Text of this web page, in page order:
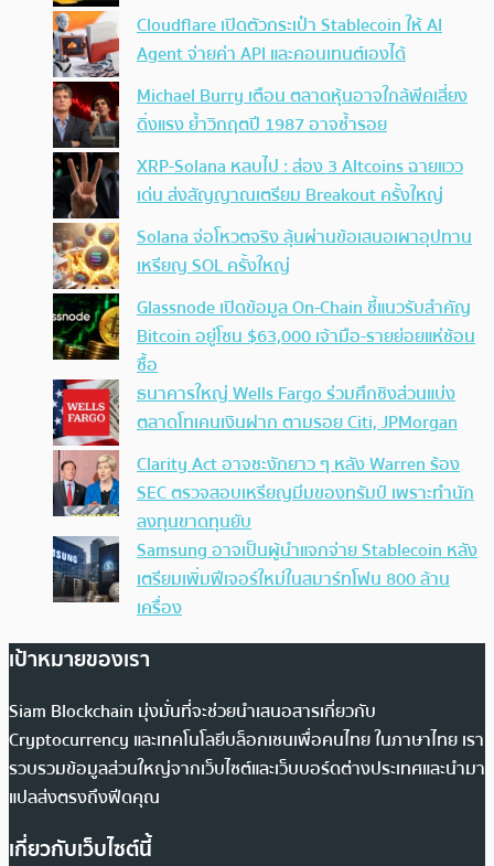
Cloudflare เปิดตัวกระเป๋า Stablecoin ให้ AI
Agent จ่ายค่า API และคอนเทนต์เองได้
Michael Burry เตือน ตลาดหุ้นอาจใกล้พีคเสี่ยง
ดิ่งแรง ย้ำวิกฤตปี 1987 อาจซ้ำรอย
XRP-Solana หลบไป : ส่อง 3 Altcoins ฉายแวว
เด่น ส่งสัญญาณเตรียม Breakout ครั้งใหญ่
Solana จ่อโหวตจริง ลุ้นผ่านข้อเสนอเผาอุปทาน
เหรียญ SOL ครั้งใหญ่
Glassnode เปิดข้อมูล On-Chain ชี้แนวรับสำคัญ
Bitcoin อยู่โซน $63,000 เจ้ามือ-รายย่อยแห่ช้อน
ซื้อ
ธนาคารใหญ่ Wells Fargo ร่วมศึกชิงส่วนแบ่ง
ตลาดโทเคนเงินฝาก ตามรอย Citi, JPMorgan
Clarity Act อาจชะงักยาว ๆ หลัง Warren ร้อง
SEC ตรวจสอบเหรียญมีมของทรัมป์ เพราะทำนัก
ลงทุนขาดทุนยับ
Samsung อาจเป็นผู้นำแจกจ่าย Stablecoin หลัง
เตรียมเพิ่มฟีเจอร์ใหม่ในสมาร์ทโฟน 800 ล้าน
เครื่อง
เป้าหมายของเรา
Siam Blockchain มุ่งมั่นที่จะช่วยนำเสนอสารเกี่ยวกับ
Cryptocurrency และเทคโนโลยีบล็อกเชนเพื่อคนไทย ในภาษาไทย เรา
รวบรวมข้อมูลส่วนใหญ่จากเว็บไซต์และเว็บบอร์ดต่างประเทศและนำมา
แปลส่งตรงถึงฟีดคุณ
เกี่ยวกับเว็บไซต์นี้